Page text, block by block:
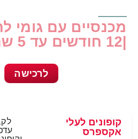
מכנסיים עם גומי
לרכישה
קופונים לעלי
אקספרס